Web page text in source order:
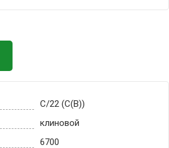
C/22 (С(В))
клиновой
6700